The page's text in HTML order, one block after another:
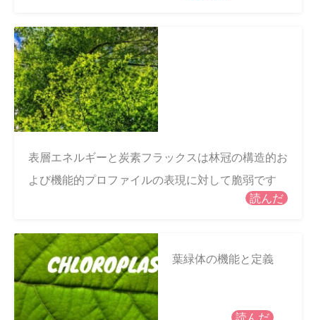
表層エネルギーと炭素フラックスは林冠の構造的お
よび機能的プロファイルの表現に対して脆弱です
読んだ
葉緑体の機能と定義
読んだ